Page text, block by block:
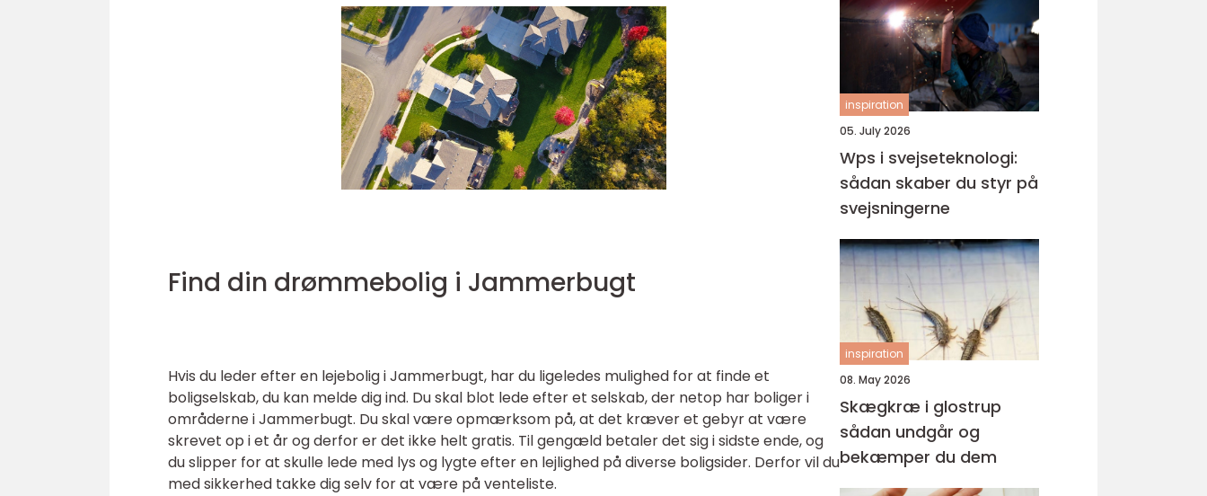
Find din drømmebolig i Jammerbugt
Hvis du leder efter en lejebolig i Jammerbugt, har du ligeledes mulighed for at finde et
boligselskab, du kan melde dig ind. Du skal blot lede efter et selskab, der netop har boliger i
områderne i Jammerbugt. Du skal være opmærksom på, at det kræver et gebyr at være
skrevet op i et år og derfor er det ikke helt gratis. Til gengæld betaler det sig i sidste ende, og
du slipper for at skulle lede med lys og lygte efter en lejlighed på diverse boligsider. Derfor vil du
med sikkerhed takke dig selv for at være på venteliste.
arbejdsmiljø
inspiration
05. July 2026
Wps i svejseteknologi:
sådan skaber du styr på
svejsningerne
inspiration
08. May 2026
Skægkræ i glostrup
sådan undgår og
bekæmper du dem